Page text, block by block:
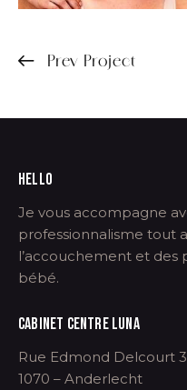
Prev Project
HELLO
Je vous accompagne
professionnalisme tout
l’accouchement et des
bébé.
CABINET CENTRE LUNA
Rue Edmond Delcourt
1070 – Anderlecht